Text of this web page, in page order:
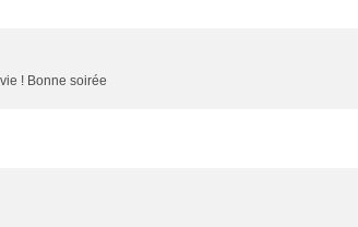
! Bonne soirée